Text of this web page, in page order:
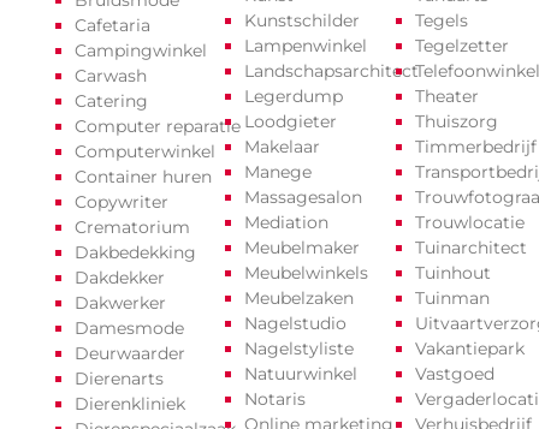
Cafetaria
Campingwinkel
Carwash
Catering
Computer reparatie
Computerwinkel
Container huren
Copywriter
Crematorium
Dakbedekking
Dakdekker
Dakwerker
Damesmode
Deurwaarder
Dierenarts
Dierenkliniek
Kunstschilder
Lampenwinkel
Landschapsarchitect
Legerdump
Loodgieter
Makelaar
Manege
Massagesalon
Mediation
Meubelmaker
Meubelwinkels
Meubelzaken
Nagelstudio
Nagelstyliste
Natuurwinkel
Notaris
Online marketing
Tegels
Tegelzetter
Telefoonwinkel
Theater
Thuiszorg
Timmerbedrijf
Trouwlocatie
Tuinarchitect
Tuinhout
Tuinman
Vakantiepark
Vastgoed
Verhuisbedrijf